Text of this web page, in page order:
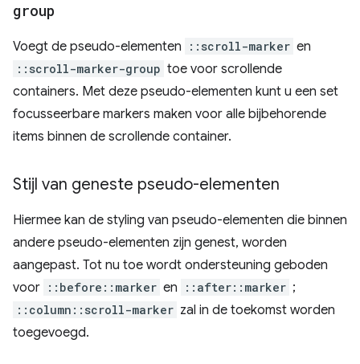
group
Voegt de pseudo-elementen ::scroll-marker en
::scroll-marker-group toe voor scrollende
containers. Met deze pseudo-elementen kunt u een set
focusseerbare markers maken voor alle bijbehorende
items binnen de scrollende container.
Stijl van geneste pseudo-elementen
Hiermee kan de styling van pseudo-elementen die binnen
andere pseudo-elementen zijn genest, worden
aangepast. Tot nu toe wordt ondersteuning geboden
voor ::before::marker en ::after::marker ;
::column::scroll-marker zal in de toekomst worden
toegevoegd.